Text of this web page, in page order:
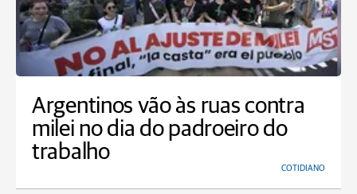
Argentinos vão às ruas contra
milei no dia do padroeiro do
trabalho
COTIDIANO